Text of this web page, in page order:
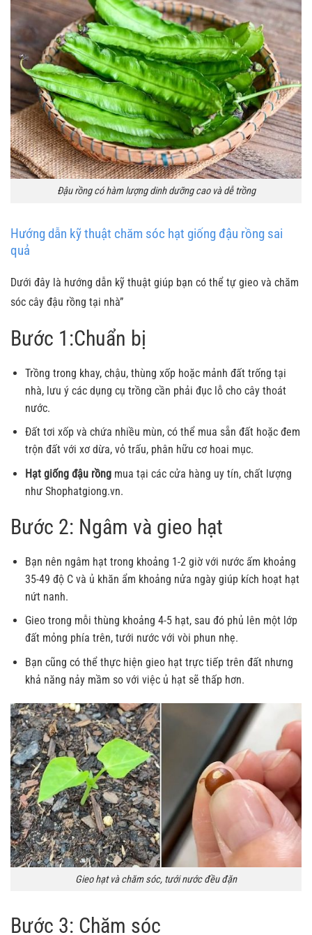
Đậu rồng có hàm lượng dinh dưỡng cao và dễ trồng
Hướng dẫn kỹ thuật chăm sóc hạt giống đậu rồng sai
quả
Dưới đây là hướng dẫn kỹ thuật giúp bạn có thể tự gieo và chăm
sóc cây đậu rồng tại nhà”
Bước 1:Chuẩn bị
Trồng trong khay, chậu, thùng xốp hoặc mảnh đất trống tại
nhà, lưu ý các dụng cụ trồng cần phải đục lỗ cho cây thoát
nước.
Đất tơi xốp và chứa nhiều mùn, có thể mua sẵn đất hoặc đem
trộn đất với xơ dừa, vỏ trấu, phân hữu cơ hoai mục.
Hạt giống đậu rồngmua tại các cửa hàng uy tín, chất lượng
như Shophatgiong.vn.
Bước 2: Ngâm và gieo hạt
Bạn nên ngâm hạt trong khoảng 1-2 giờ với nước ấm khoảng
35-49 độ C và ủ khăn ẩm khoảng nửa ngày giúp kích hoạt hạt
nứt nanh.
Gieo trong mỗi thùng khoảng 4-5 hạt, sau đó phủ lên một lớp
đất mỏng phía trên, tưới nước với vòi phun nhẹ.
Bạn cũng có thể thực hiện gieo hạt trực tiếp trên đất nhưng
khả năng nảy mầm so với việc ủ hạt sẽ thấp hơn.
Gieo hạt và chăm sóc, tưới nước đều đặn
Bước 3: Chăm sóc